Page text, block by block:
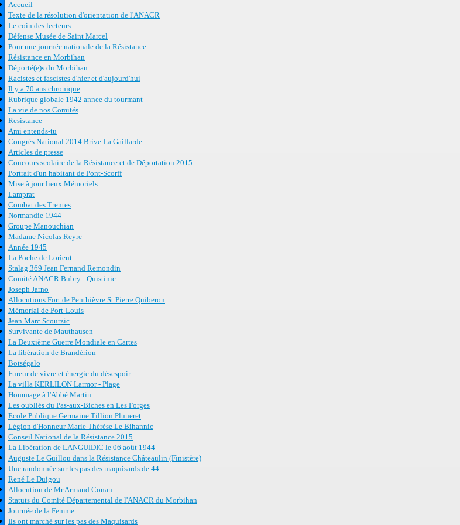
Accueil
Texte de la résolution d'orientation de l'ANACR
Le coin des lecteurs
Défense Musée de Saint Marcel
Pour une journée nationale de la Résistance
Résistance en Morbihan
Déporté(e)s du Morbihan
Racistes et fascistes d'hier et d'aujourd'hui
Il y a 70 ans chronique
Rubrique globale 1942 annee du tourmant
La vie de nos Comités
Resistance
Ami entends-tu
Congrès National 2014 Brive La Gaillarde
Articles de presse
Concours scolaire de la Résistance et de Déportation 2015
Portrait d'un habitant de Pont-Scorff
Mise à jour lieux Mémoriels
Lamprat
Combat des Trentes
Normandie 1944
Groupe Manouchian
Madame Nicolas Reyre
Année 1945
La Poche de Lorient
Stalag 369 Jean Fernand Remondin
Comité ANACR Bubry - Quistinic
Joseph Jarno
Allocutions Fort de Penthièvre St Pierre Quiberon
Mémorial de Port-Louis
Jean Marc Scourzic
Survivante de Mauthausen
La Deuxième Guerre Mondiale en Cartes
La libération de Brandérion
Botségalo
Fureur de vivre et énergie du désespoir
La villa KERLILON Larmor - Plage
Hommage à l'Abbé Martin
Les oubliés du Pas-aux-Biches en Les Forges
Ecole Publique Germaine Tillion Pluneret
Légion d'Honneur Marie Thérèse Le Bihannic
Conseil National de la Résistance 2015
La Libération de LANGUIDIC le 06 août 1944
Auguste Le Guillou dans la Résistance Châteaulin (Finistère)
Une randonnée sur les pas des maquisards de 44
René Le Duigou
Allocution de Mr Armand Conan
Statuts du Comité Départemental de l'ANACR du Morbihan
Journée de la Femme
Ils ont marché sur les pas des Maquisards